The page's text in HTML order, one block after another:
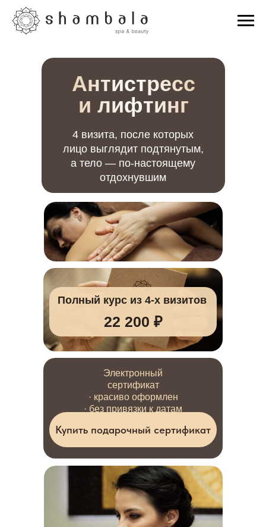
Электронный
сертификат
· красиво оформлен
· без привязки к датам
Антистресс
и лифтинг
4 визита, после которых
лицо выглядит подтянутым,
а тело — по-настоящему
отдохнувшим
Полный курс из 4-х визитов
22 200 ₽
Купить подарочный сертификат